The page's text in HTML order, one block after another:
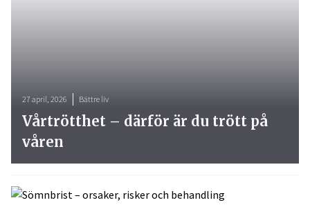
27 april, 2026 Bättre liv
Vårtrötthet – därför är du trött på
våren